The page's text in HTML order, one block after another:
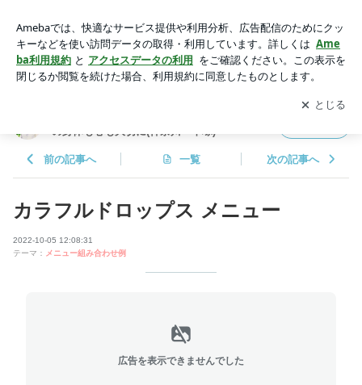
ロップス)自分の身体も心も大切に(神奈川・平塚)
アプリをダウンロードして ブログの更新通知
を受け取りまし
ょう。
開く
の身体も心も大切に(神奈川・平塚)
前の記事へ 一覧 次の記事へ
カラフルドロップス メニュー
2022-10-05 12:08:31
テーマ：
メニュー組み合わせ例
広告を表示できませんでした